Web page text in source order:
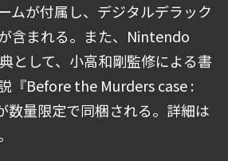
ムが付属し、デジタルデラック
含まれる。また、Nintendo
として、小高和剛監修による書
『Before the Murders case :
数量限定で同梱される。詳細は